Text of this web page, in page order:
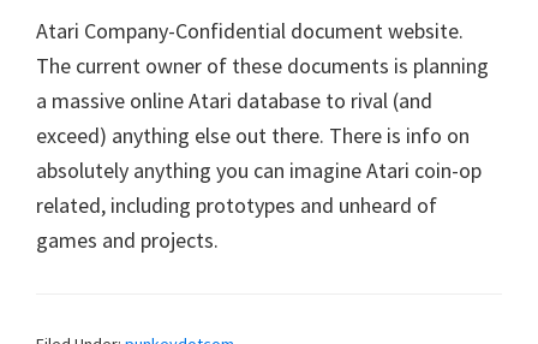
Atari Company-Confidential document website.
The current owner of these documents is planning
a massive online Atari database to rival (and
exceed) anything else out there. There is info on
absolutely anything you can imagine Atari coin-op
related, including prototypes and unheard of
games and projects.